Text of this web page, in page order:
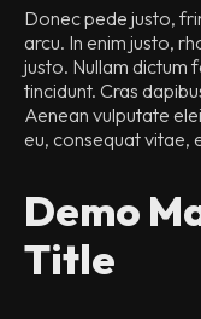
Donec pede justo,
arcu. In enim justo,
justo. Nullam dictum
tincidunt. Cras
Aenean vulputate
eu, consequat vitae,
Demo
Title